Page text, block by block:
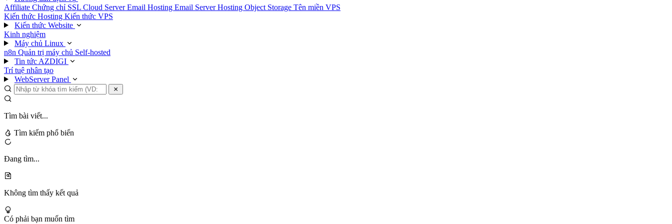
Affiliate Chứng chỉ SSL Cloud ServerEmail Hosting Email ServerHosting Object Storage Tên miền VPS
Kiến thức Hosting Kiến thức VPS
Kiến thức Website
Kinh nghiệm
Máy chủ Linux
n8n Quản trị máy chủ Self-hosted
Tin tức AZDIGI
Trí tuệ nhân tạo
WebServer Panel
Tìm bài viết...
Tìm kiếm phổ biến
Đang tìm...
Không tìm thấy kết quả
Có phải bạn muốn tìm